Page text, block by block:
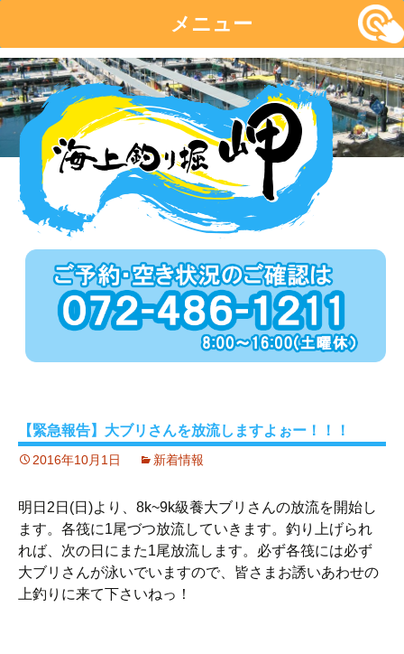
メニュー
コ
ン
テ
ン
【緊急報告】大ブリさんを放流しますよぉー！！！
2016年10月1日 新着情報
明日2日(日)より、8k~9k級養大ブリさんの放流を開始し
ます。各筏に1尾づつ放流していきます。釣り上げられ
れば、次の日にまた1尾放流します。必ず各筏には必ず
大ブリさんが泳いでいますので、皆さまお誘いあわせの
上釣りに来て下さいねっ！